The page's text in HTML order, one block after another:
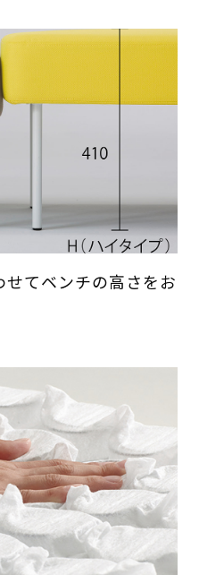
てベンチの高さをお